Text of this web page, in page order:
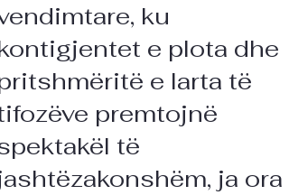
ku
e plota dhe
e larta të
premtojnë
të
ja ora